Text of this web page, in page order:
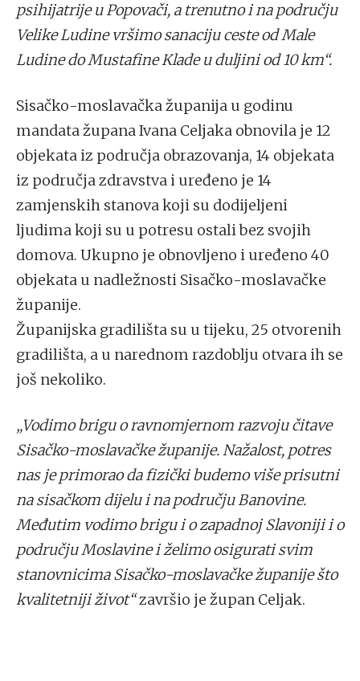
psihijatrije u Popovači, a trenutno i na području
Velike Ludine vršimo sanaciju ceste od Male
Ludine do Mustafine Klade u duljini od 10 km“.
Sisačko-moslavačka županija u godinu
mandata župana Ivana Celjaka obnovila je 12
objekata iz područja obrazovanja, 14 objekata
iz područja zdravstva i uređeno je 14
zamjenskih stanova koji su dodijeljeni
ljudima koji su u potresu ostali bez svojih
domova. Ukupno je obnovljeno i uređeno 40
objekata u nadležnosti Sisačko-moslavačke
županije.
Županijska gradilišta su u tijeku, 25 otvorenih
gradilišta, a u narednom razdoblju otvara ih se
još nekoliko.
„Vodimo brigu o ravnomjernom razvoju čitave
Sisačko-moslavačke županije. Nažalost, potres
nas je primorao da fizički budemo više prisutni
na sisačkom dijelu i na području Banovine.
Međutim vodimo brigu i o zapadnoj Slavoniji i o
području Moslavine i želimo osigurati svim
stanovnicima Sisačko-moslavačke županije što
kvalitetniji život“završio je župan Celjak.